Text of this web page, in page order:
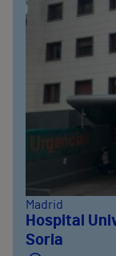
Madrid
Hospital
Soria